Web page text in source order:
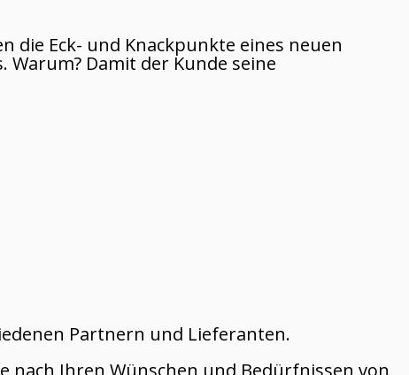
die Eck- und Knackpunkte eines neuen
Damit der Kunde seine
Partnern und Lieferanten.